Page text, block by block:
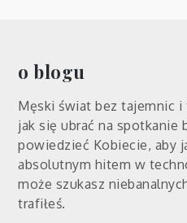
o blogu
Męski świat bez tajemnic
jak się ubrać na spotkanie
powiedzieć Kobiecie, aby
absolutnym hitem w
może szukasz
trafiłeś.